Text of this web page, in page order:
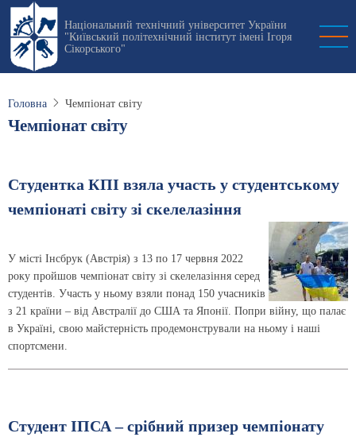
Перейти
основного
вмісту
Національний технічний університет України
"Київський політехнічний інститут імені Ігоря
Сікорського"
Головна Чемпіонат світу
Чемпіонат світу
Студентка КПІ взяла участь у студентському
чемпіонаті світу зі скелелазіння
У місті Інсбрук (Австрія) з 13 по 17 червня 2022
року пройшов чемпіонат світу зі скелелазіння серед
студентів. Участь у ньому взяли понад 150 учасників
з 21 країни – від Австралії до США та Японії. Попри війну, що палає
в Україні, свою майстерність продемонстрували на ньому і наші
спортсмени.
Студент ІПСА – срібний призер чемпіонату